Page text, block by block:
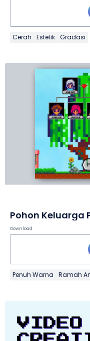
Cerah Estetik Gradasi
Download
Penuh Warna Ramah